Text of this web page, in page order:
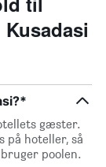
gæster.
på hoteller, så
poolen.